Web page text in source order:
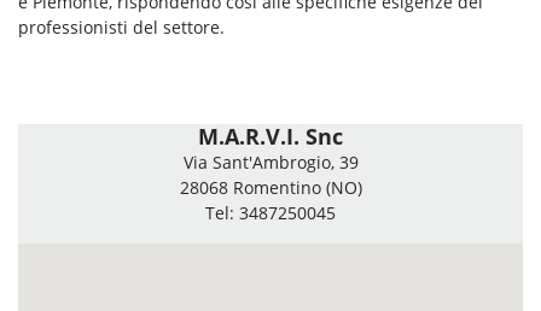
professionisti del settore.
M.A.R.V.I. Snc
Via Sant'Ambrogio, 39
28068 Romentino (NO)
Tel: 3487250045